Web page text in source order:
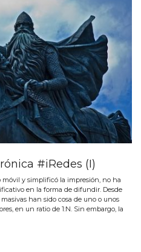
#iRedes (I)
y simplificó la impresión, no ha
en la forma de difundir. Desde
han sido cosa de uno o unos
en un ratio de 1:N. Sin embargo, la